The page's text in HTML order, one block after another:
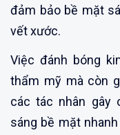
đảm bảo bề mặt
vết xước.
Việc đánh bóng
thẩm mỹ mà còn
các tác nhân gây
sáng bề mặt